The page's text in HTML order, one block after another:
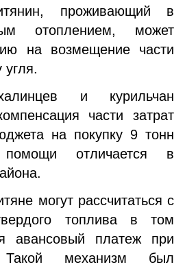
проживающий в
отоплением, может
на возмещение части
угля.
и курильчан
части затрат
на покупку 9 тонн
отличается в
могут рассчитаться с
топлива в том
авансовый платеж при
механизм был